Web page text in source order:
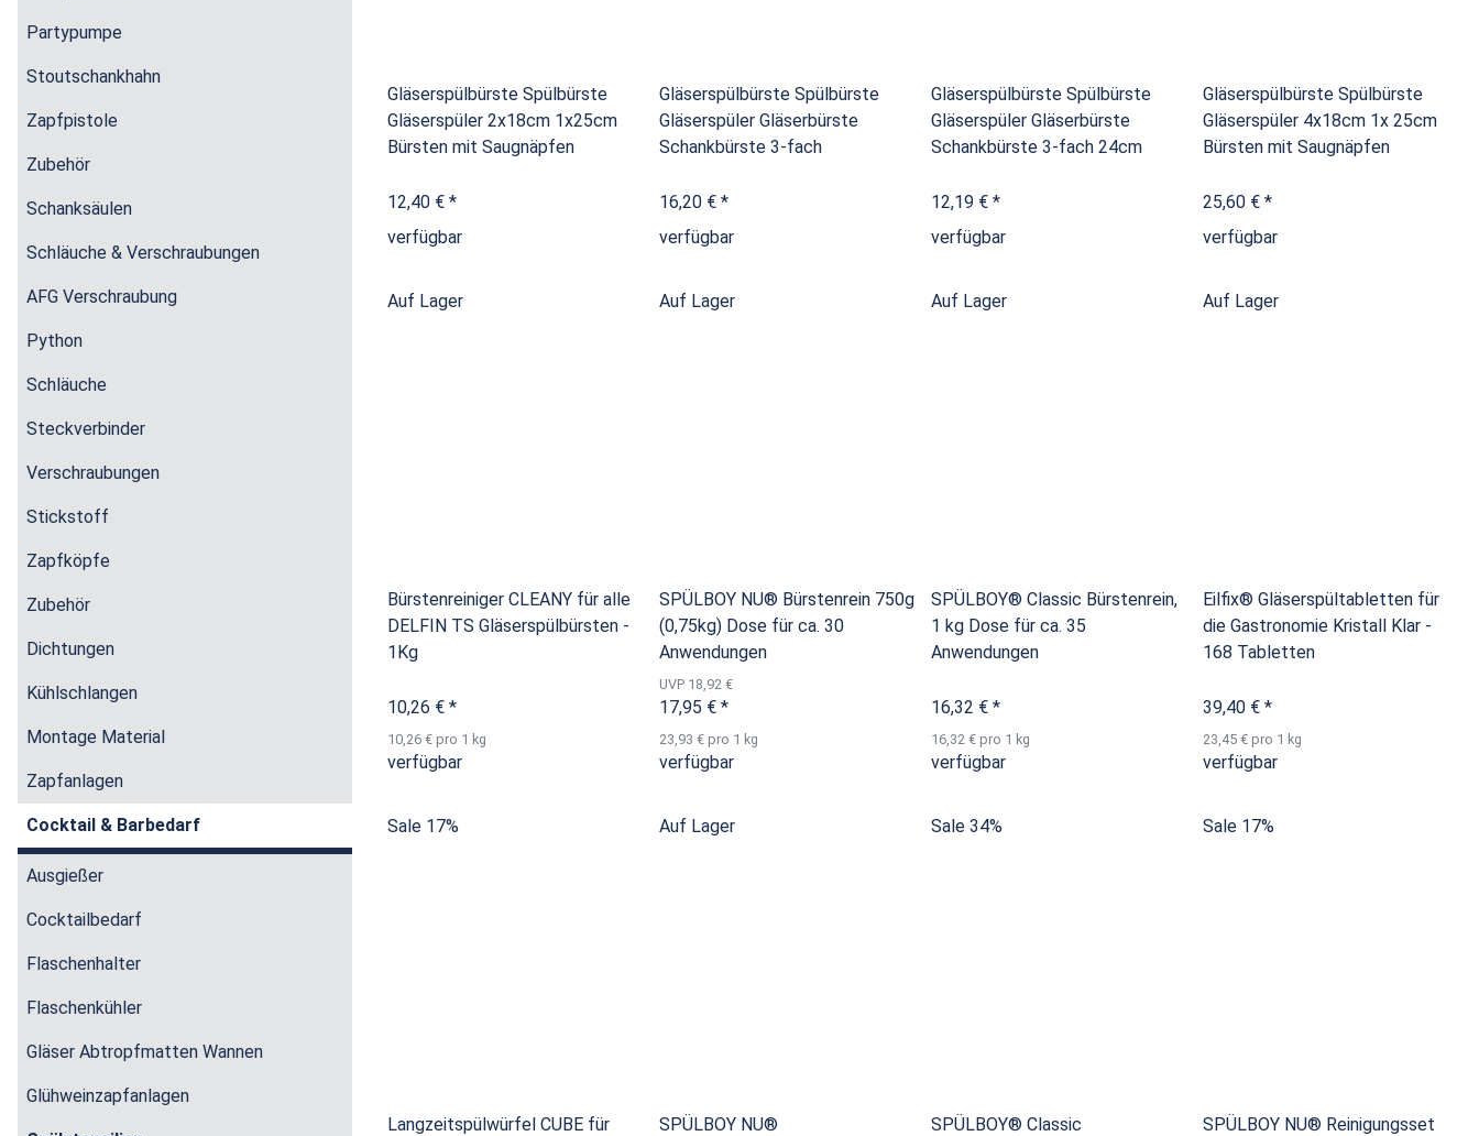
Gläserspülbürste Spülbürste
Gläserspüler 2x18cm 1x25cm
Bürsten mit Saugnäpfen
12,40 € *
verfügbar
Gläserspülbürste Spülbürste
Gläserspüler Gläserbürste
Schankbürste 3-fach
16,20 € *
verfügbar
Gläserspülbürste Spülbürste
Gläserspüler Gläserbürste
Schankbürste 3-fach 24cm
12,19 € *
verfügbar
Gläserspülbürste Spülbürste
Gläserspüler 4x18cm 1x 25cm
Bürsten mit Saugnäpfen
25,60 € *
verfügbar
Auf Lager
Bürstenreiniger CLEANY für alle
DELFIN TS Gläserspülbürsten -
1Kg
10,26 € *
10,26 € pro 1 kg
verfügbar
Auf Lager
SPÜLBOY NU® Bürstenrein 750g
(0,75kg) Dose für ca. 30
Anwendungen
UVP 18,92 €
17,95 € *
23,93 € pro 1 kg
verfügbar
Auf Lager
SPÜLBOY® Classic Bürstenrein,
1 kg Dose für ca. 35
Anwendungen
16,32 € *
16,32 € pro 1 kg
verfügbar
Auf Lager
Eilfix® Gläserspültabletten für
die Gastronomie Kristall Klar -
168 Tabletten
39,40 € *
23,45 € pro 1 kg
verfügbar
Sale 17%
Langzeitspülwürfel CUBE für
Auf Lager
SPÜLBOY NU®
Sale 34%
SPÜLBOY® Classic
Sale 17%
SPÜLBOY NU® Reinigungsset
Partypumpe
Stoutschankhahn
Zapfpistole
Zubehör
Schanksäulen
Schläuche & Verschraubungen
AFG Verschraubung
Python
Schläuche
Steckverbinder
Verschraubungen
Stickstoff
Zapfköpfe
Zubehör
Dichtungen
Kühlschlangen
Montage Material
Zapfanlagen
Cocktail & Barbedarf
Ausgießer
Cocktailbedarf
Flaschenhalter
Flaschenkühler
Gläser Abtropfmatten Wannen
Glühweinzapfanlagen